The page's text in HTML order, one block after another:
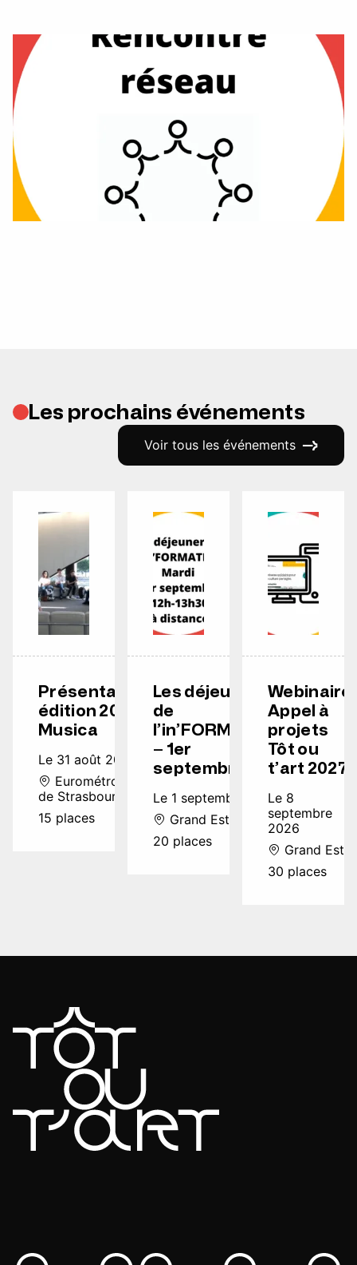
Les prochains événements
Voir tous les événements
Présentation
édition 2026
Musica
Le 31 août 2026
Eurométropole
de Strasbourg
15 places
Les déjeuners
de
l’in’FORMATION
– 1er
septembre
Le 1 septembre 2026
Grand Est
20 places
Webinaire
Appel à
projets
Tôt ou
t’art 2027
Le 8
septembre
2026
Grand Est
30 places